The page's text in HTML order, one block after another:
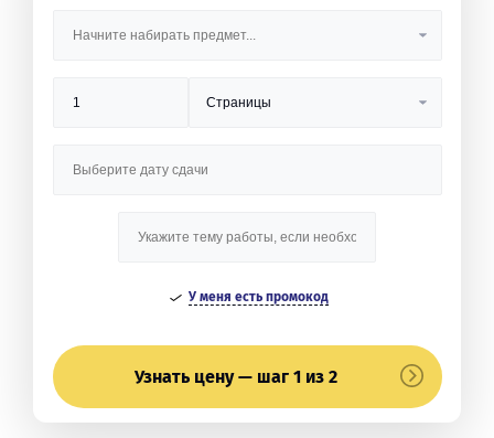
У меня есть промокод
Узнать цену — шаг 1 из 2